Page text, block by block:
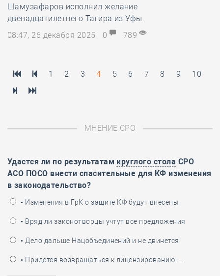
Шамузафаров исполнил желание
двенадцатилетнего Тагира из Уфы.
08:47, 26 декабря 2025
0 789
1 2 3 4 5 6 7 8 9 10
МНЕНИЕ СРО
Удастся ли по результатам круглого стола СРО
АСО ПОСО внести спасительные для КФ изменения
в законодательство?
• Изменения в ГрК о защите КФ будут внесены
• Вряд ли законотворцы учтут все предложения
• Дело дальше Нацобъединений и не двинется
• Придётся возвращаться к лицензированию…